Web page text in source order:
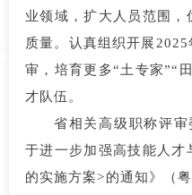
业领域，扩大人员范围，
质量。认真组织开展
审，培育更多“土专家”“
才队伍。
省相关高级职称评
于进一步加强高技能人才
的实施方案>的通知》（